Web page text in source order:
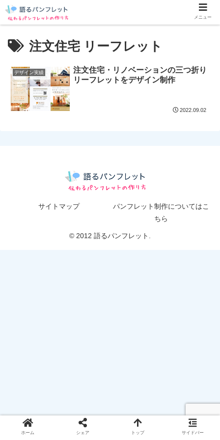
注文住宅 リーフレット
デザイン実績
注文住宅・リノベーションの三つ折り
リーフレットをデザイン制作
2022.09.02
サイトマップ
パンフレット制作についてはこ
ちら
© 2012 語るパンフレット.
メニュー
ホーム シェア トップ サイドバー